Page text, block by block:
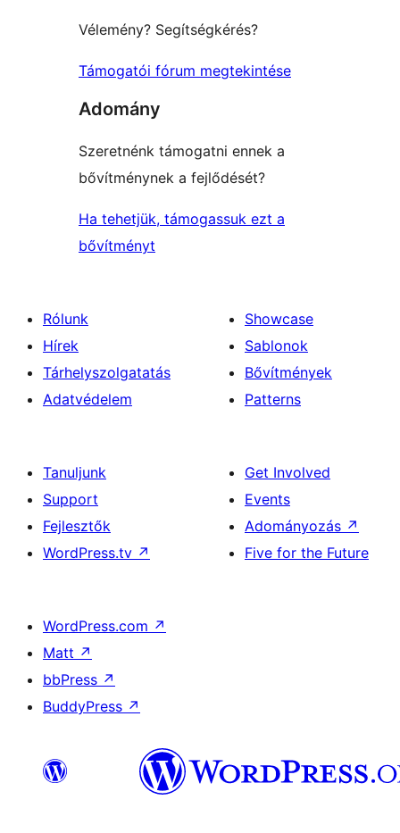
Vélemény? Segítségkérés?
Támogatói fórum megtekintése
Adomány
Szeretnénk támogatni ennek a
bővítménynek a fejlődését?
Ha tehetjük, támogassuk ezt a
bővítményt
Rólunk
Hírek
Tárhelyszolgatatás
Adatvédelem
Showcase
Sablonok
Bővítmények
Patterns
Tanuljunk
Support
Fejlesztők
WordPress.tv ↗
Get Involved
Events
Adományozás ↗
Five for the Future
WordPress.com ↗
Matt ↗
bbPress ↗
BuddyPress ↗